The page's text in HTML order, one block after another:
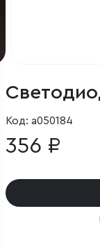
Код: a050184
356 ₽